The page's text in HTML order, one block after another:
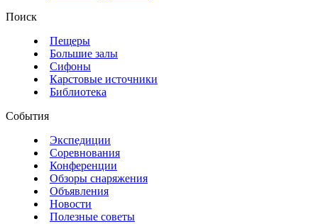
Поиск
Пещеры
Большие залы
Сифоны
Карстовые источники
Библиотека
События
Экспедиции
Соревнования
Конференции
Обзоры снаряжения
Объявления
Новости
Полезные советы